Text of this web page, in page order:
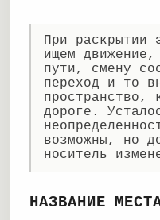
При раскрытии
ищем
пути, смену
переход и то
пространство,
дороге.
возможны, но
носитель
НАЗВАНИЕ